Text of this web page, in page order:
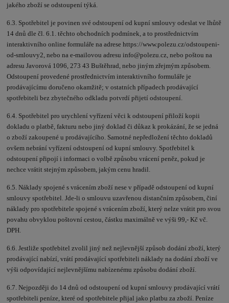
jakého zboží se odstoupení týká.
6.3. Spotřebitel je povinen své odstoupení od kupní smlouvy odeslat ve lhůtě
14 dnů dle čl. 6.1. těchto obchodních podmínek, a to prostřednictvím
interaktivního online formuláře na adrese https://www.polezu.cz/odstoupeni-
od-smlouvy2, nebo na e-mailovou adresu info@polezu.cz, nebo poštou na
adresu Javorová 1096, 273 43 Buštěhrad, nebo jiným zřejmým způsobem.
Odstoupení provedené prostřednictvím interaktivního formuláře je
prodávajícímu doručeno okamžitě; v ostatních případech prodávající
spotřebiteli bez zbytečného odkladu potvrdí přijetí odstoupení.
6.4. Spotřebitel pro urychlení vyřízení věci k odstoupení přiloží kopii
dokladu o platbě, fakturu nebo jiný doklad či důkaz k prokázání, že se jedná
o zboží zakoupené u prodávajícího. Samotné nepředložení těchto dokladů
ovšem nebrání vyřízení odstoupení od kupní smlouvy. Spotřebitel k
odstoupení připojí i informaci o volbě způsobu vrácení peněz, pokud je
nechce vrátit stejným způsobem, jakým cenu hradil.
6.5. Náklady spojené s vrácením zboží nese v případě odstoupení od kupní
smlouvy spotřebitel. Jde-li o smlouvu uzavřenou distančním způsobem, činí
náklady pro spotřebitele spojené s vrácením zboží, který nelze vrátit pro svou
povahu obvyklou poštovní cestou, částku maximálně ve výši 99,- Kč vč.
DPH.
6.6. Jestliže spotřebitel zvolil jiný než nejlevnější způsob dodání zboží, který
prodávající nabízí, vrátí prodávající spotřebiteli náklady na dodání zboží ve
výši odpovídající nejlevnějšímu nabízenému způsobu dodání zboží.
6.7. Nejpozději do 14 dnů od odstoupení od kupní smlouvy prodávající vrátí
spotřebiteli peníze, které od spotřebitele přijal jako platbu za zboží. Peníze